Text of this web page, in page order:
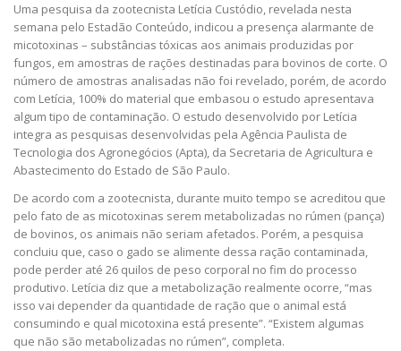
Uma pesquisa da zootecnista Letícia Custódio, revelada nesta
semana pelo Estadão Conteúdo, indicou a presença alarmante de
micotoxinas – substâncias tóxicas aos animais produzidas por
fungos, em amostras de rações destinadas para bovinos de corte. O
número de amostras analisadas não foi revelado, porém, de acordo
com Letícia, 100% do material que embasou o estudo apresentava
algum tipo de contaminação. O estudo desenvolvido por Letícia
integra as pesquisas desenvolvidas pela Agência Paulista de
Tecnologia dos Agronegócios (Apta), da Secretaria de Agricultura e
Abastecimento do Estado de São Paulo.
De acordo com a zootecnista, durante muito tempo se acreditou que
pelo fato de as micotoxinas serem metabolizadas no rúmen (pança)
de bovinos, os animais não seriam afetados. Porém, a pesquisa
concluiu que, caso o gado se alimente dessa ração contaminada,
pode perder até 26 quilos de peso corporal no fim do processo
produtivo. Letícia diz que a metabolização realmente ocorre, “mas
isso vai depender da quantidade de ração que o animal está
consumindo e qual micotoxina está presente”. “Existem algumas
que não são metabolizadas no rúmen”, completa.